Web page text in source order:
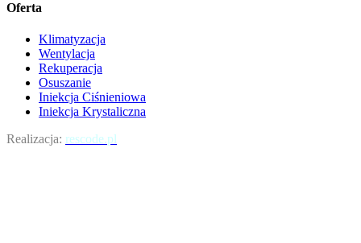
Oferta
Klimatyzacja
Wentylacja
Rekuperacja
Osuszanie
Iniekcja Ciśnieniowa
Iniekcja Krystaliczna
Realizacja: rescode.pl